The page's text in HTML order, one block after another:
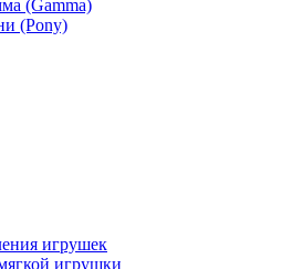
(Gamma)
(Pony)
игрушек
игрушки